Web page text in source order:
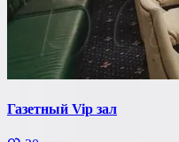
Газетный Vip зал